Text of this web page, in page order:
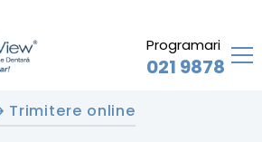
Programari
021 9878
Trimitere online